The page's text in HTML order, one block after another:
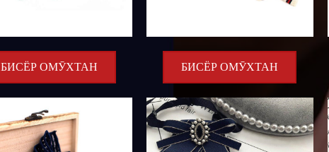
БИСЁР ОМӮХТАН БИСЁР ОМӮХТАН